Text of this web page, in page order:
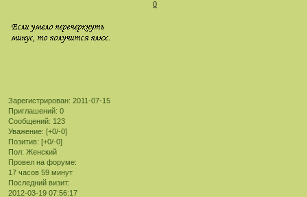
Зарегистрирован: 2011-07-15
Приглашений: 0
Сообщений: 123
Уважение: [+0/-0]
Позитив: [+0/-0]
Пол: Женский
Провел на форуме:
17 часов 59 минут
Последний визит:
2012-03-19 07:56:17
0